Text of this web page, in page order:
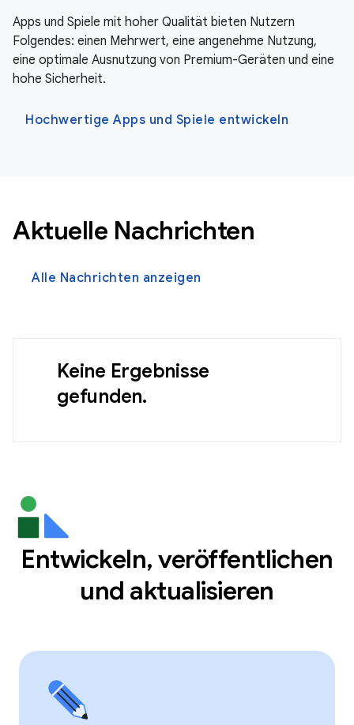
Apps und Spiele mit hoher Qualität bieten Nutzern
Folgendes: einen Mehrwert, eine angenehme Nutzung,
eine optimale Ausnutzung von Premium-Geräten und eine
hohe Sicherheit.
Hochwertige Apps und Spiele entwickeln
Aktuelle Nachrichten
Alle Nachrichten anzeigen
Keine Ergebnisse
gefunden.
Entwickeln, veröffentlichen
und aktualisieren